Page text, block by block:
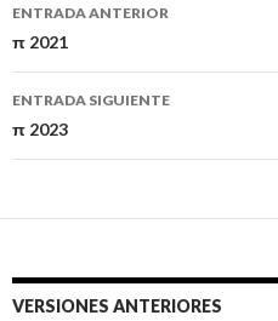
de
entradas
ENTRADA ANTERIOR
π 2021
ENTRADA SIGUIENTE
π 2023
VERSIONES ANTERIORES